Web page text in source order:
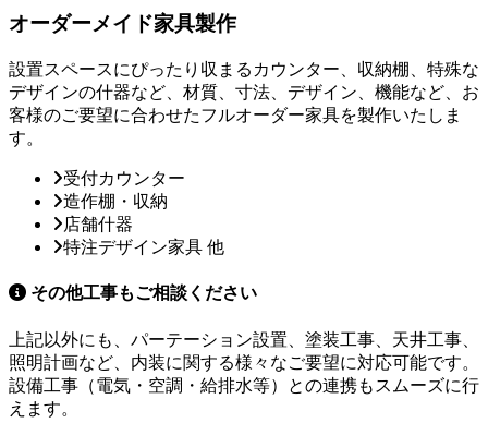
オーダーメイド家具製作
設置スペースにぴったり収まるカウンター、収納棚、特殊な
デザインの什器など、材質、寸法、デザイン、機能など、お
客様のご要望に合わせたフルオーダー家具を製作いたしま
す。
受付カウンター
造作棚・収納
店舗什器
特注デザイン家具 他
その他工事もご相談ください
上記以外にも、パーテーション設置、塗装工事、天井工事、
照明計画など、内装に関する様々なご要望に対応可能です。
設備工事（電気・空調・給排水等）との連携もスムーズに行
えます。